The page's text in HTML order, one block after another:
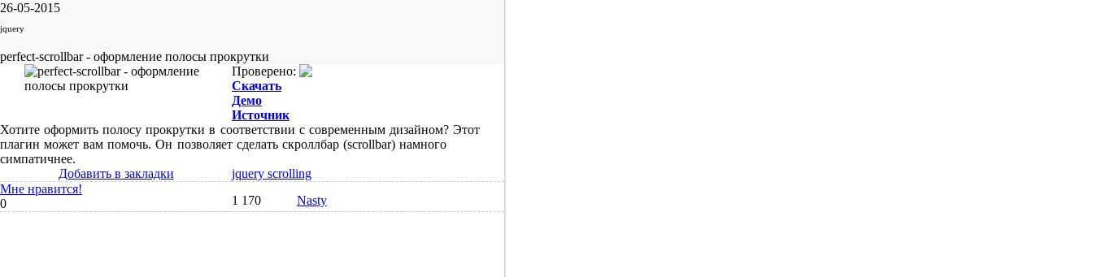
26-05-2015
jquery
perfect-scrollbar - оформление полосы прокрутки
Проверено:
Скачать
Демо
Источник
Хотите оформить полосу прокрутки в соответствии с современным дизайном? Этот
плагин может вам помочь. Он позволяет сделать скроллбар (scrollbar) намного
симпатичнее.
Добавить в закладки
jquery scrolling
Мне нравится!
0
1 170 Nasty